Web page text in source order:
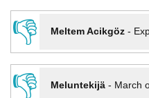
👎
Meltem Acikgöz-
👎
Meluntekijä- March